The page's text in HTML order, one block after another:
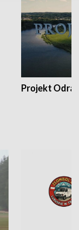
Projekt Odra